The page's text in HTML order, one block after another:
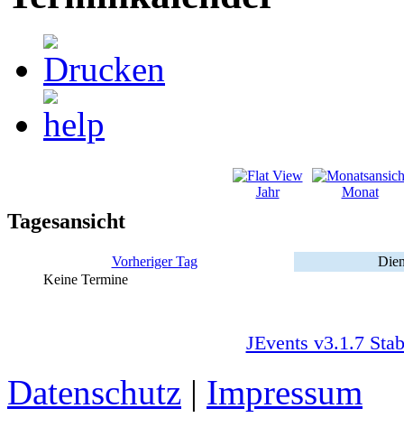
Jahr Monat
Tagesansicht
Vorheriger Tag
Keine Termine
JEvents v3.1.7
Datenschutz | Impressum